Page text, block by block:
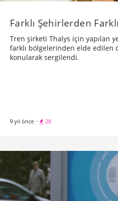
9 yıl önce · 28